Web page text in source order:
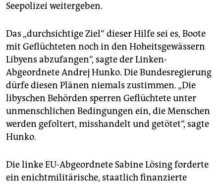
Seepolizei weitergeben.
Das „durchsichtige Ziel“ dieser Hilfe sei es, Boote
mit Geflüchteten noch in den Hoheitsgewässern
Libyens abzufangen“, sagte der Linken-
Abgeordnete Andrej Hunko. Die Bundesregierung
dürfe diesen Plänen niemals zustimmen. „Die
libyschen Behörden sperren Geflüchtete unter
unmenschlichen Bedingungen ein, die Menschen
werden gefoltert, misshandelt und getötet“, sagte
Hunko.
Die linke EU-Abgeordnete Sabine Lösing forderte
ein enichtmilitärische, staatlich finanzierte